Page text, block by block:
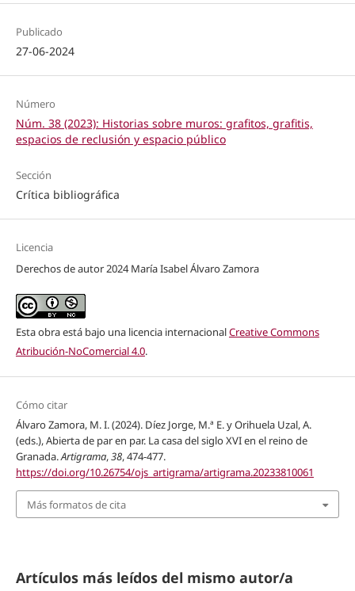
Publicado
27-06-2024
Número
Núm. 38 (2023): Historias sobre muros: grafitos, grafitis,
espacios de reclusión y espacio público
Sección
Crítica bibliográfica
Licencia
Derechos de autor 2024 María Isabel Álvaro Zamora
Esta obra está bajo una licencia internacionalCreative Commons
Atribución-NoComercial 4.0.
Cómo citar
Álvaro Zamora, M. I. (2024). Díez Jorge, M.ª E. y Orihuela Uzal, A.
(eds.), Abierta de par en par. La casa del siglo XVI en el reino de
Granada.Artigrama,38, 474-477.
https://doi.org/10.26754/ojs_artigrama/artigrama.20233810061
Más formatos de cita
Artículos más leídos del mismo autor/a